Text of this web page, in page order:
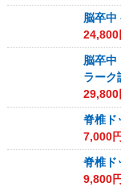
脳卒中
24,800
脳卒中
ラーク
29,800
脊椎
7,000
脊椎ド
9,800